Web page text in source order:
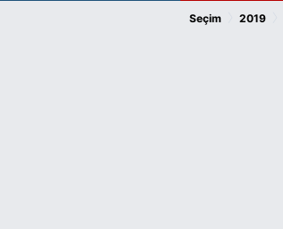
Seçim 2019